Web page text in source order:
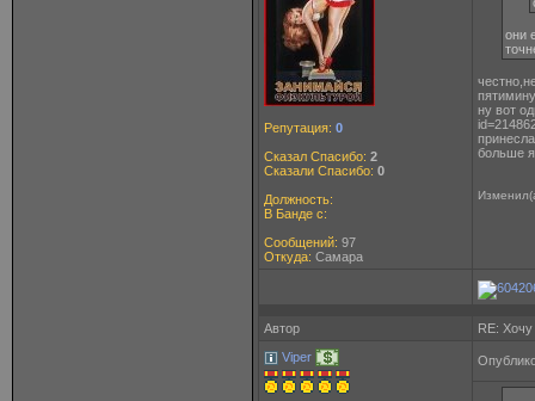
Репутация: 0
Сказал Спасибо: 2
Сказали Спасибо: 0
Должность:
В Банде с:
Сообщений: 97
Откуда: Самара
они
ну вот
больше я
Автор
RE: Хочу
Viper